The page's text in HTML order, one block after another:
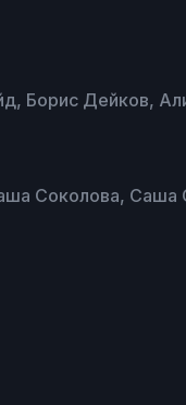
Борис Дейков,
Соколова, Саша